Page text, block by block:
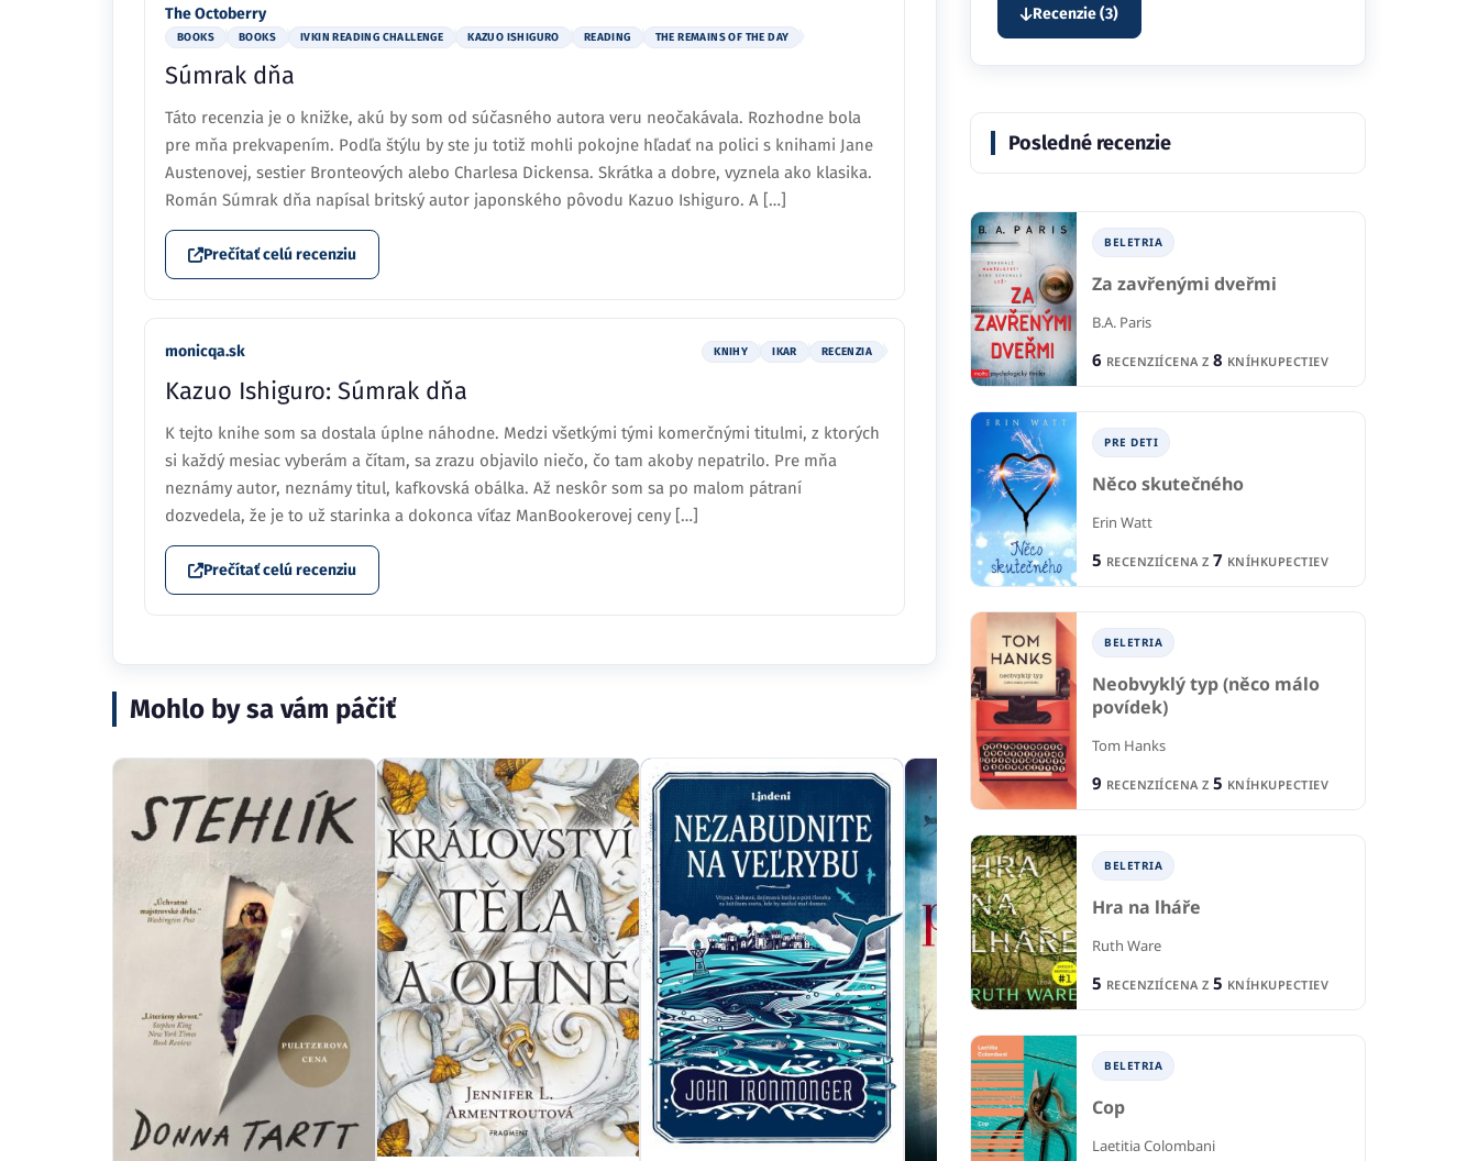
The Octoberry
BOOKS BOOKS IVKIN READING CHALLENGE KAZUO ISHIGURO READING THE REMAINS OF THE DAY
Súmrak dňa
Táto recenzia je o knižke, akú by som od súčasného autora veru neočakávala. Rozhodne bola
pre mňa prekvapením. Podľa štýlu by ste ju totiž mohli pokojne hľadať na polici s knihami Jane
Austenovej, sestier Bronteových alebo Charlesa Dickensa. Skrátka a dobre, vyznela ako klasika.
Román Súmrak dňa napísal britský autor japonského pôvodu Kazuo Ishiguro. A […]
Prečítať celú recenziu
monicqa.sk KNIHY IKAR RECENZIA
Kazuo Ishiguro: Súmrak dňa
K tejto knihe som sa dostala úplne náhodne. Medzi všetkými tými komerčnými titulmi, z ktorých
si každý mesiac vyberám a čítam, sa zrazu objavilo niečo, čo tam akoby nepatrilo. Pre mňa
neznámy autor, neznámy titul, kafkovská obálka. Až neskôr som sa po malom pátraní
dozvedela, že je to už starinka a dokonca víťaz ManBookerovej ceny […]
Prečítať celú recenziu
Mohlo by sa vám páčiť
Recenzie (3)
Posledné recenzie
BELETRIA
Za zavřenými dveřmi
B.A. Paris
6 RECENZIÍCENA Z 8 KNÍHKUPECTIEV
PRE DETI
Něco skutečného
Erin Watt
5 RECENZIÍCENA Z 7 KNÍHKUPECTIEV
BELETRIA
Neobvyklý typ (něco málo
povídek)
Tom Hanks
9 RECENZIÍCENA Z 5 KNÍHKUPECTIEV
BELETRIA
Hra na lháře
Ruth Ware
5 RECENZIÍCENA Z 5 KNÍHKUPECTIEV
BELETRIA
Cop
Laetitia Colombani